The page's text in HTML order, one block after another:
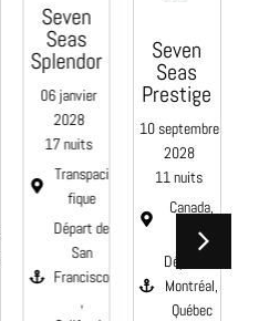
Seven
Seas
Splendor
06 janvier
2028
17 nuits
Transpaci
fique
Départ de
San
Francisco
,
Seven
Seas
Prestige
10 septembre
2028
11 nuits
Canada,
Maine
Départ de
Montréal,
Québec